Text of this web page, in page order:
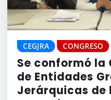
CEGJRA CONGRESO
Se conformó la
de Entidades
Jerárquicas de